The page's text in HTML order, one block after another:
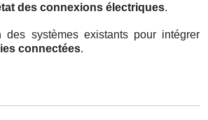
des connexions électriques.
des systèmes existants pour intégrer
connectées.